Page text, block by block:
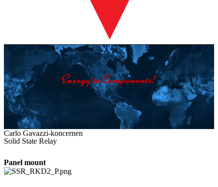
Carlo Gavazzi-koncernen
Solid State Relay
Panel mount